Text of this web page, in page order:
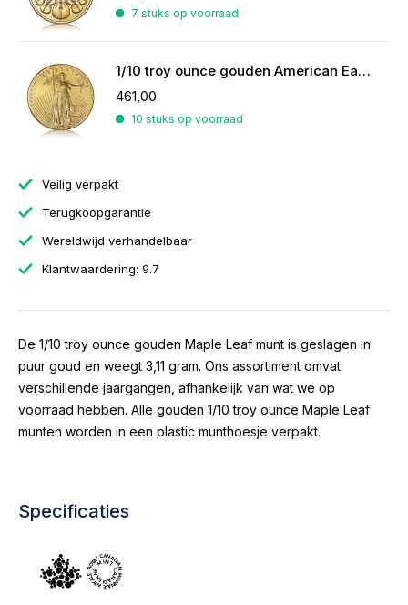
7 stuks op voorraad
1/10 troy ounce gouden American Eagle 2025/2026
461,00
10 stuks op voorraad
Veilig verpakt
Terugkoopgarantie
Wereldwijd verhandelbaar
Klantwaardering: 9.7
De 1/10 troy ounce gouden Maple Leaf munt is geslagen in
puur goud en weegt 3,11 gram. Ons assortiment omvat
verschillende jaargangen, afhankelijk van wat we op
voorraad hebben. Alle gouden 1/10 troy ounce Maple Leaf
munten worden in een plastic munthoesje verpakt.
Specificaties